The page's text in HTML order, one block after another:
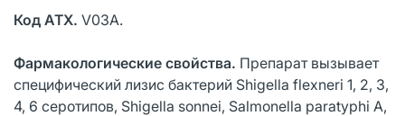
Код ATХ. V03A.
Фармакологические свойства. Препарат вызывает
специфический лизис бактерий Shigella flexneri 1, 2, 3,
4, 6 серотипов, Shigella sonnei, Salmonella paratyphi A,